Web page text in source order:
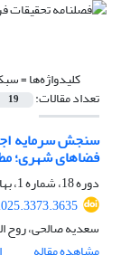
کلیدواژه‌ها =
تعداد مقالات: 19
سنجش سرمایه
فضاهای شهری؛
دوره 18، شماره 1، بهار 1404، صفحه
سعدیه صالحی، روح
مشاهده مقاله